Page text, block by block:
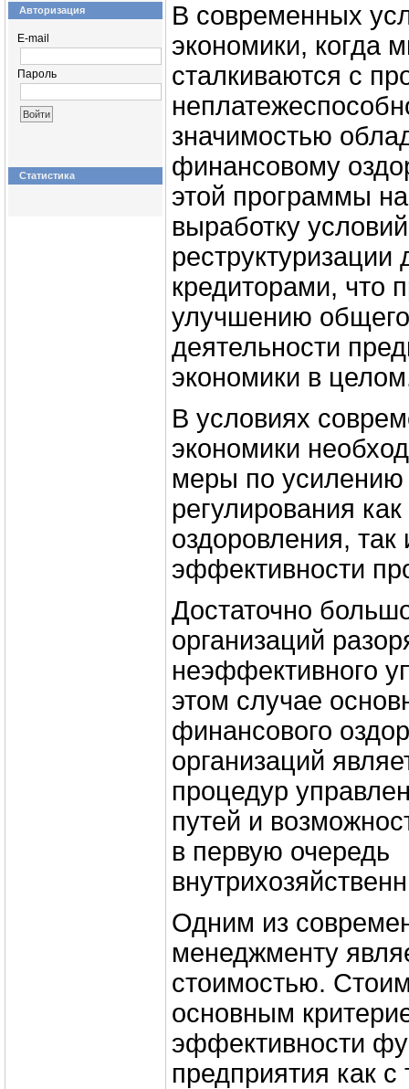
Авторизация
E-mail
Пароль
Статистика
В современных
экономики, когда
сталкиваются с
значимостью
финансовому
этой программы
выработку
реструктуризации
кредиторами, что
улучшению
деятельности
экономики в
В условиях
экономики
меры по усилению
регулирования
оздоровления,
эффективности
Достаточно
организаций
неэффективного
этом случае
финансового
организаций
процедур
путей и
в первую очередь
Одним из
менеджменту
стоимостью.
основным
эффективности
предприятия как с